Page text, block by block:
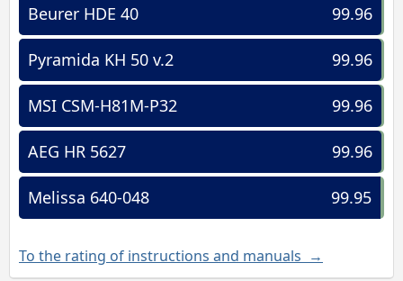
99.96
Beurer HDE 40
99.96
Pyramida KH 50 v.2
99.96
MSI CSM-H81M-P32
99.96
AEG HR 5627
99.95
Melissa 640-048
To the rating of instructions and manuals →